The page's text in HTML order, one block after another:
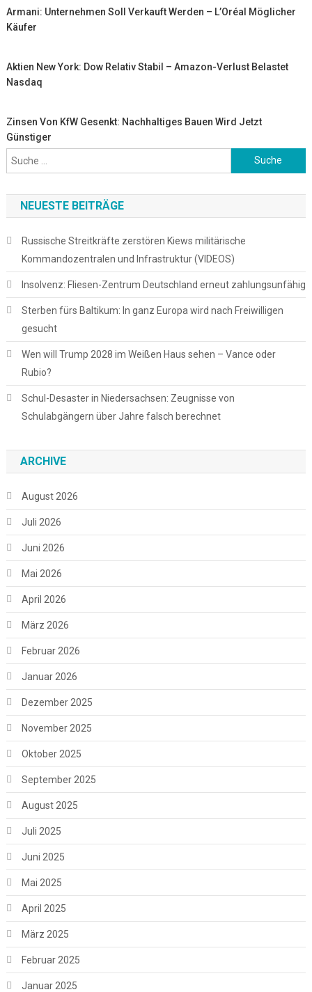
Armani: Unternehmen Soll Verkauft Werden – L’Oréal Möglicher
Käufer
Aktien New York: Dow Relativ Stabil – Amazon-Verlust Belastet
Nasdaq
Zinsen Von KfW Gesenkt: Nachhaltiges Bauen Wird Jetzt
Günstiger
Suche
nach:
NEUESTE BEITRÄGE
Russische Streitkräfte zerstören Kiews militärische
Kommandozentralen und Infrastruktur (VIDEOS)
Insolvenz: Fliesen-Zentrum Deutschland erneut zahlungsunfähig
Sterben fürs Baltikum: In ganz Europa wird nach Freiwilligen
gesucht
Wen will Trump 2028 im Weißen Haus sehen – Vance oder
Rubio?
Schul-Desaster in Niedersachsen: Zeugnisse von
Schulabgängern über Jahre falsch berechnet
ARCHIVE
August 2026
Juli 2026
Juni 2026
Mai 2026
April 2026
März 2026
Februar 2026
Januar 2026
Dezember 2025
November 2025
Oktober 2025
September 2025
August 2025
Juli 2025
Juni 2025
Mai 2025
April 2025
März 2025
Februar 2025
Januar 2025